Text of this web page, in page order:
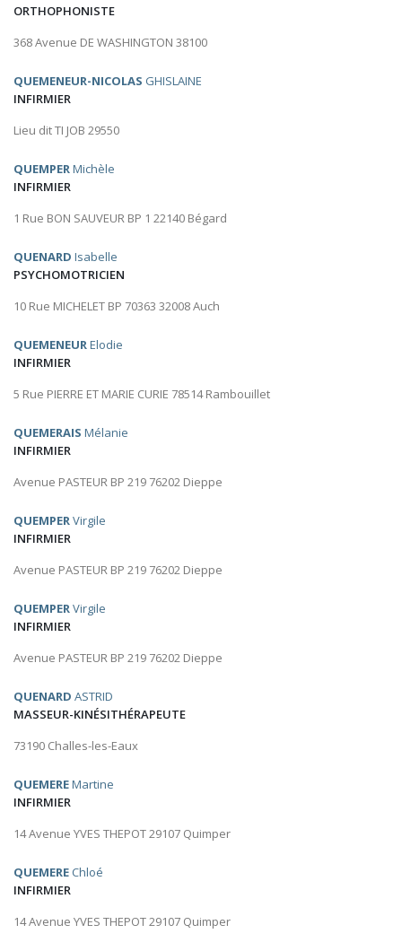
ORTHOPHONISTE
368 Avenue DE WASHINGTON 38100
QUEMENEUR-NICOLAS GHISLAINE
INFIRMIER
Lieu dit TI JOB 29550
QUEMPERMichèle
INFIRMIER
1 Rue BON SAUVEUR BP 1 22140 Bégard
QUENARD Isabelle
PSYCHOMOTRICIEN
10 Rue MICHELET BP 70363 32008 Auch
QUEMENEURElodie
INFIRMIER
5 Rue PIERRE ET MARIE CURIE 78514 Rambouillet
QUEMERAIS Mélanie
INFIRMIER
Avenue PASTEUR BP 219 76202 Dieppe
QUEMPERVirgile
INFIRMIER
Avenue PASTEUR BP 219 76202 Dieppe
QUEMPERVirgile
INFIRMIER
Avenue PASTEUR BP 219 76202 Dieppe
QUENARD ASTRID
MASSEUR-KINÉSITHÉRAPEUTE
73190 Challes-les-Eaux
QUEMEREMartine
INFIRMIER
14 Avenue YVES THEPOT 29107 Quimper
QUEMERE Chloé
INFIRMIER
14 Avenue YVES THEPOT 29107 Quimper